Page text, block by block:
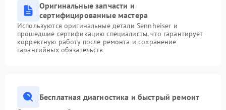
Оригинальные запчасти и
сертифицированные мастера
Используются оригинальные детали Sennheiser и
прошедшие сертификацию специалисты, что гарантирует
корректную работу после ремонта и сохранение
гарантийных обязательств
Бесплатная диагностика и быстрый ремонт